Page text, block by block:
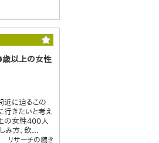
歳以上の女性
近に迫るこの
行きたいと考え
の女性400人
み方、飲...
リサーチの続き